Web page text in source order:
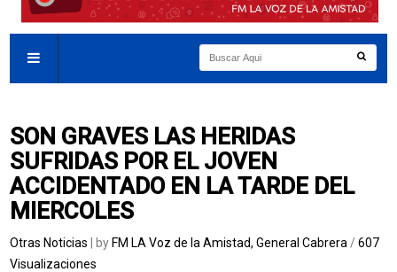
SON GRAVES LAS HERIDAS
SUFRIDAS POR EL JOVEN
ACCIDENTADO EN LA TARDE DEL
MIERCOLES
Otras Noticias | by FM LA Voz de la Amistad, General Cabrera /607
Visualizaciones